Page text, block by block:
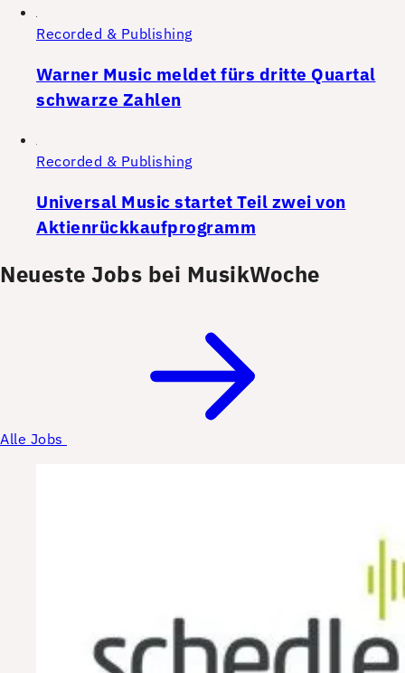
Recorded & Publishing
Warner Music meldet fürs dritte Quartal
schwarze Zahlen
Recorded & Publishing
Universal Music startet Teil zwei von
Aktienrückkaufprogramm
Neueste Jobs bei MusikWoche
Alle Jobs